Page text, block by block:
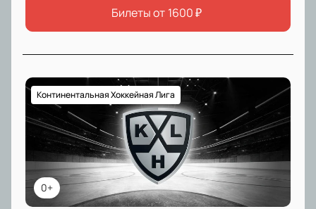
Билеты от 1600₽
0+
Континентальная Хоккейная Лига